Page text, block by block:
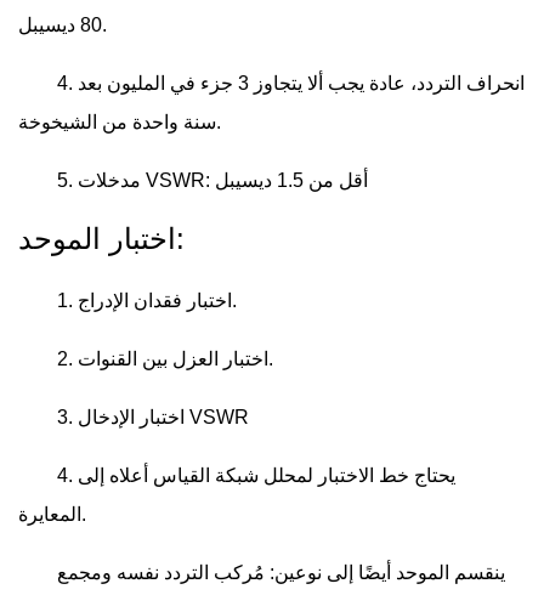
80 ديسيبل.
4. انحراف التردد، عادة يجب ألا يتجاوز 3 جزء في المليون بعد
سنة واحدة من الشيخوخة.
اختبار الموحد:
1. اختبار فقدان الإدراج.
2. اختبار العزل بين القنوات.
3. اختبار الإدخال VSWR
4. يحتاج خط الاختبار لمحلل شبكة القياس أعلاه إلى
المعايرة.